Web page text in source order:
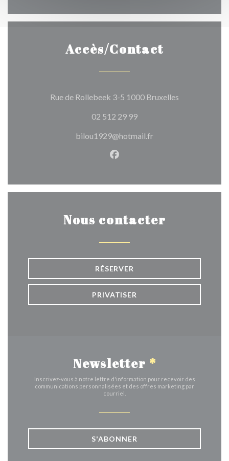
Accès/Contact
Rue de Rollebeek 3-5 1000 Bruxelles
02 512 29 99
bilou1929@hotmail.fr
Facebook ((ouvre une
Nous contacter
RÉSERVER
PRIVATISER
Newsletter *
Inscrivez-vous à notre lettre d'information pour recevoir des
communications personnalisées et des offres marketing par
courriel.
S'ABONNER